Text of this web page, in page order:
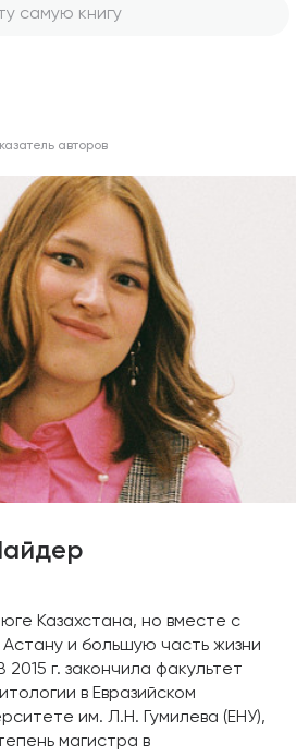
авторов
юге Казахстана, но вместе с
и большую часть жизни
г. закончила факультет
в Евразийском
им. Л.Н. Гумилева (ЕНУ),
магистра в